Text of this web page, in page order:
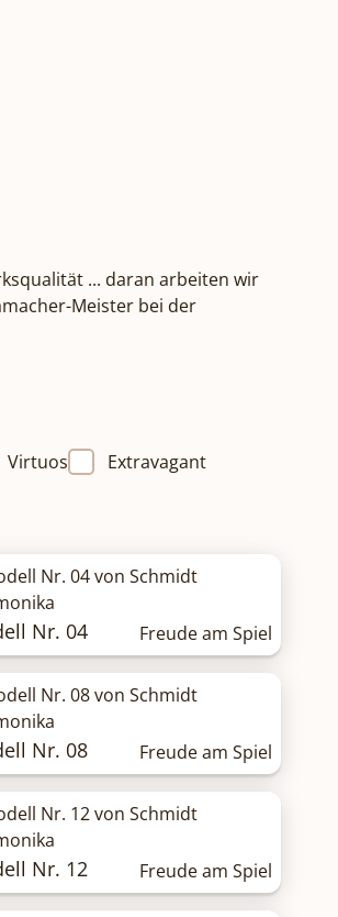
... daran arbeiten wir
Meister bei der
Virtuos
Extravagant
Nr. 04 Freude am Spiel
Nr. 08 Freude am Spiel
Nr. 12 Freude am Spiel